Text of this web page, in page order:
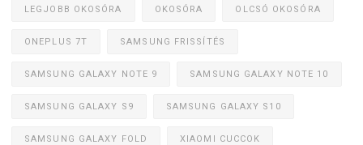
LEGJOBB OKOSÓRA OKOSÓRA OLCSÓ OKOSÓRA
ONEPLUS 7T SAMSUNG FRISSÍTÉS
SAMSUNG GALAXY NOTE 9 SAMSUNG GALAXY NOTE 10
SAMSUNG GALAXY S9 SAMSUNG GALAXY S10
SAMSUNG GALAXY FOLD XIAOMI CUCCOK